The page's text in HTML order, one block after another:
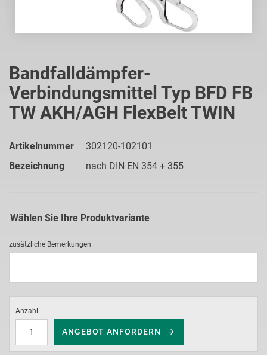
Bandfalldämpfer-
Verbindungsmittel Typ BFD FB
TW AKH/AGH FlexBelt TWIN
Artikelnummer
302120-102101
Bezeichnung
nach DIN EN 354 + 355
Wählen Sie Ihre Produktvariante
zusätzliche Bemerkungen
Anzahl
ANGEBOT ANFORDERN
Anfang
der
Bildgalerie
springen